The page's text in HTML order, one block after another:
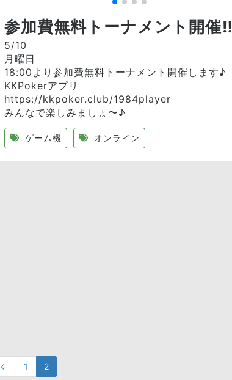
参加費無料トーナメント開催‼︎
5/10
月曜日
18:00より参加費無料トーナメント開催します♪
KKPokerアプリ
https://kkpoker.club/1984player
みんなで楽しみましょ〜♪
ゲーム機 オンライン
← 1 2